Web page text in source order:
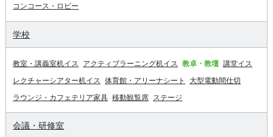
コンコース・ロビー
学校
教室・講義室机イス アクティブラーニング机イス 教卓・教壇 講堂イス
レクチャーシアター机イス
体育館・アリーナシート
大型電動間仕切
ラウンジ・カフェテリア家具 移動観覧席 ステージ
会議・研修室